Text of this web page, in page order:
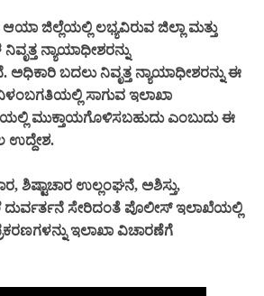
ಜಿಲ್ಲೆಯಲ್ಲಿ ಲಭ್ಯವಿರುವ ಜಿಲ್ಲಾ ಮತ್ತು
ನ್ಯಾಯಾಧೀಶರನ್ನು
ಅಧಿಕಾರಿ ಬದಲು ನಿವೃತ್ತ ನ್ಯಾಯಾಧೀಶರನ್ನು ಈ
ಸಾಗುವ ಇಲಾಖಾ
ಮುಕ್ತಾಯಗೊಳಿಸಬಹುದು ಎಂಬುದು ಈ
ಶಿಷ್ಟಾಚಾರ ಉಲ್ಲಂಘನೆ, ಅಶಿಸ್ತು,
ಸೇರಿದಂತೆ ಪೊಲೀಸ್‌ ಇಲಾಖೆಯಲ್ಲಿ
ಇಲಾಖಾ ವಿಚಾರಣೆಗೆ